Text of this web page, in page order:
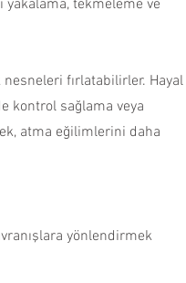
tekmeleme ve
fırlatabilirler. Hayal
kontrol sağlama veya
atma eğilimlerini daha
yönlendirmek